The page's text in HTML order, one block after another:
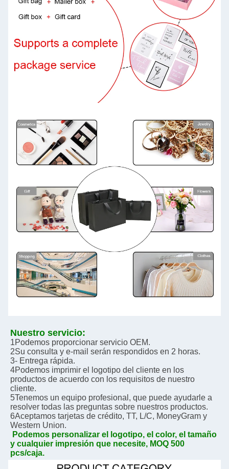
Nuestro servicio:
1Podemos proporcionar servicio OEM.
2Su consulta y e-mail serán respondidos en 2 horas.
3- Entrega rápida.
4Podemos imprimir el logotipo del cliente en los
productos de acuerdo con los requisitos de nuestro
cliente.
5Tenemos un equipo profesional, que puede ayudarle a
resolver todas las preguntas sobre nuestros productos.
6Aceptamos tarjetas de crédito, TT, L/C, MoneyGram y
Western Union.
Podemos personalizar el logotipo, el color, el tamaño
y cualquier impresión que necesite, MOQ 500
pcs/caja.